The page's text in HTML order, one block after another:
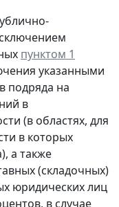
пунктом 1
указанными
подряда на
в
(в областях, для
в которых
а также
(складочных)
юридических лиц
в случае